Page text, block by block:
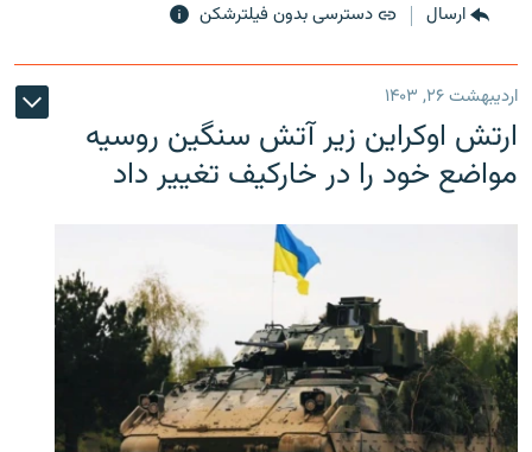
ارسال دسترسی بدون فیلترشکن
اردیبهشت ۲۶, ۱۴۰۳
ارتش اوکراین زیر آتش سنگین روسیه
مواضع خود را در خارکیف تغییر داد